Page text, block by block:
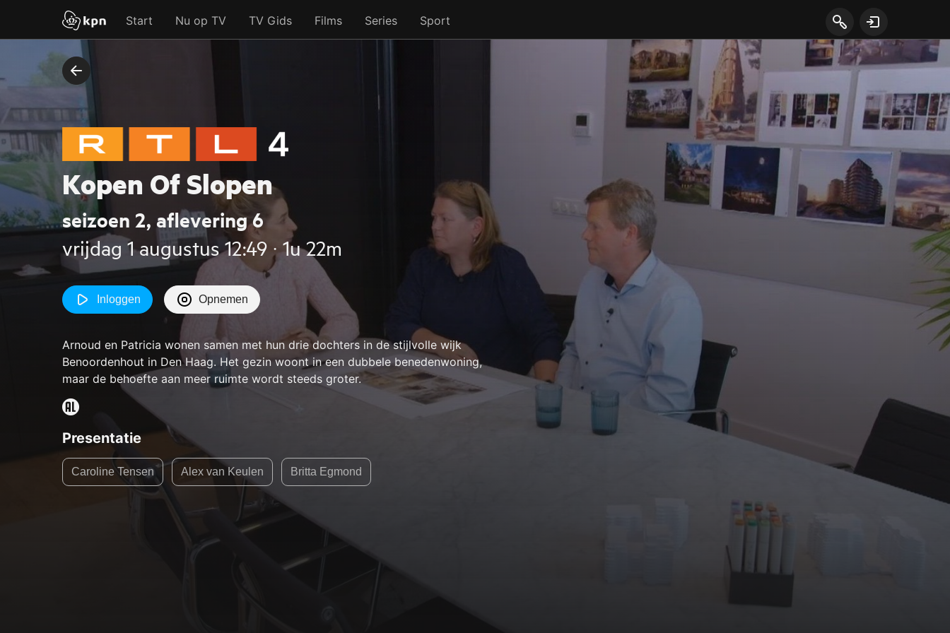
Start Nu op TV TV Gids Films Series Sport
Kopen Of Slopen
seizoen 2, aflevering 6
vrijdag 1 augustus 12:49 ‧ 1u 22m
Inloggen Opnemen
Arnoud en Patricia wonen samen met hun drie dochters in de stijlvolle wijk
Benoordenhout in Den Haag. Het gezin woont in een dubbele benedenwoning,
maar de behoefte aan meer ruimte wordt steeds groter.
Presentatie
Caroline Tensen Alex van Keulen Britta Egmond